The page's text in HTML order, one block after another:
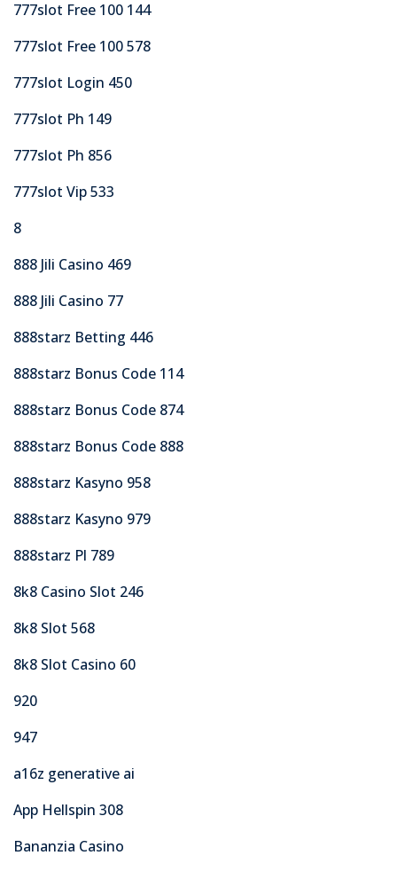
777slot Free 100 144
777slot Free 100 578
777slot Login 450
777slot Ph 149
777slot Ph 856
777slot Vip 533
8
888 Jili Casino 469
888 Jili Casino 77
888starz Betting 446
888starz Bonus Code 114
888starz Bonus Code 874
888starz Bonus Code 888
888starz Kasyno 958
888starz Kasyno 979
888starz Pl 789
8k8 Casino Slot 246
8k8 Slot 568
8k8 Slot Casino 60
920
947
a16z generative ai
App Hellspin 308
Bananzia Casino